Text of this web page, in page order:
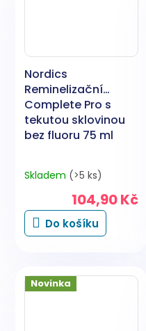
Nordics
Reminelizační
Complete Pro s
tekutou sklovinou
bez fluoru 75 ml
Skladem (>5 ks)
104,90 Kč
Do košíku
Novinka